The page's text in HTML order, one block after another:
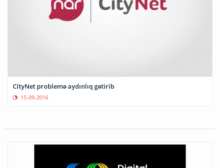
CityNet problemə aydınlıq gətirib
15-09-2016